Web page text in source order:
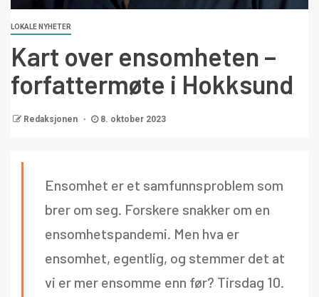
LOKALE NYHETER
Kart over ensomheten –
forfattermøte i Hokksund
Redaksjonen 8. oktober 2023
Ensomhet er et samfunnsproblem som
brer om seg. Forskere snakker om en
ensomhetspandemi. Men hva er
ensomhet, egentlig, og stemmer det at
vi er mer ensomme enn før? Tirsdag 10.